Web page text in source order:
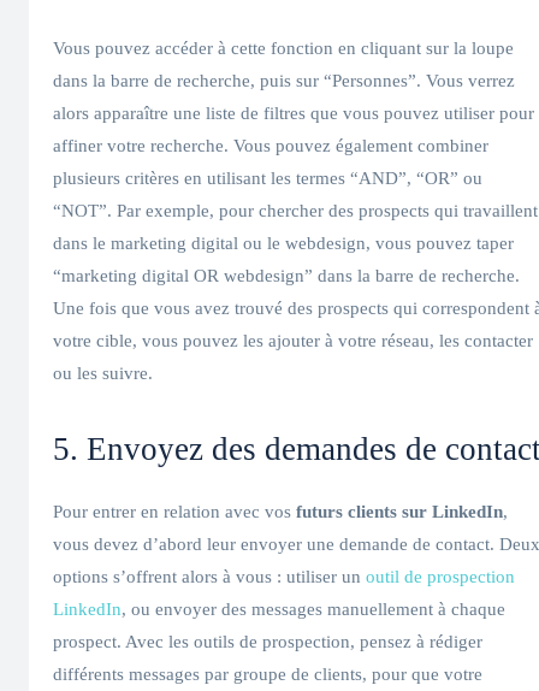
Vous pouvez accéder à cette fonction en cliquant sur la loupe
dans la barre de recherche, puis sur “Personnes”. Vous verrez
alors apparaître une liste de filtres que vous pouvez utiliser pour
affiner votre recherche. Vous pouvez également combiner
plusieurs critères en utilisant les termes “AND”, “OR” ou
“NOT”. Par exemple, pour chercher des prospects qui travaillent
dans le marketing digital ou le webdesign, vous pouvez taper
“marketing digital OR webdesign” dans la barre de recherche.
Une fois que vous avez trouvé des prospects qui correspondent
votre cible, vous pouvez les ajouter à votre réseau, les contacter
ou les suivre.
5. Envoyez des demandes de
Pour entrer en relation avec vos futurs clients sur LinkedIn,
vous devez d’abord leur envoyer une demande de contact. Deux
options s’offrent alors à vous : utiliser un outil de prospection
LinkedIn, ou envoyer des messages manuellement à chaque
prospect. Avec les outils de prospection, pensez à rédiger
différents messages par groupe de clients, pour que votre